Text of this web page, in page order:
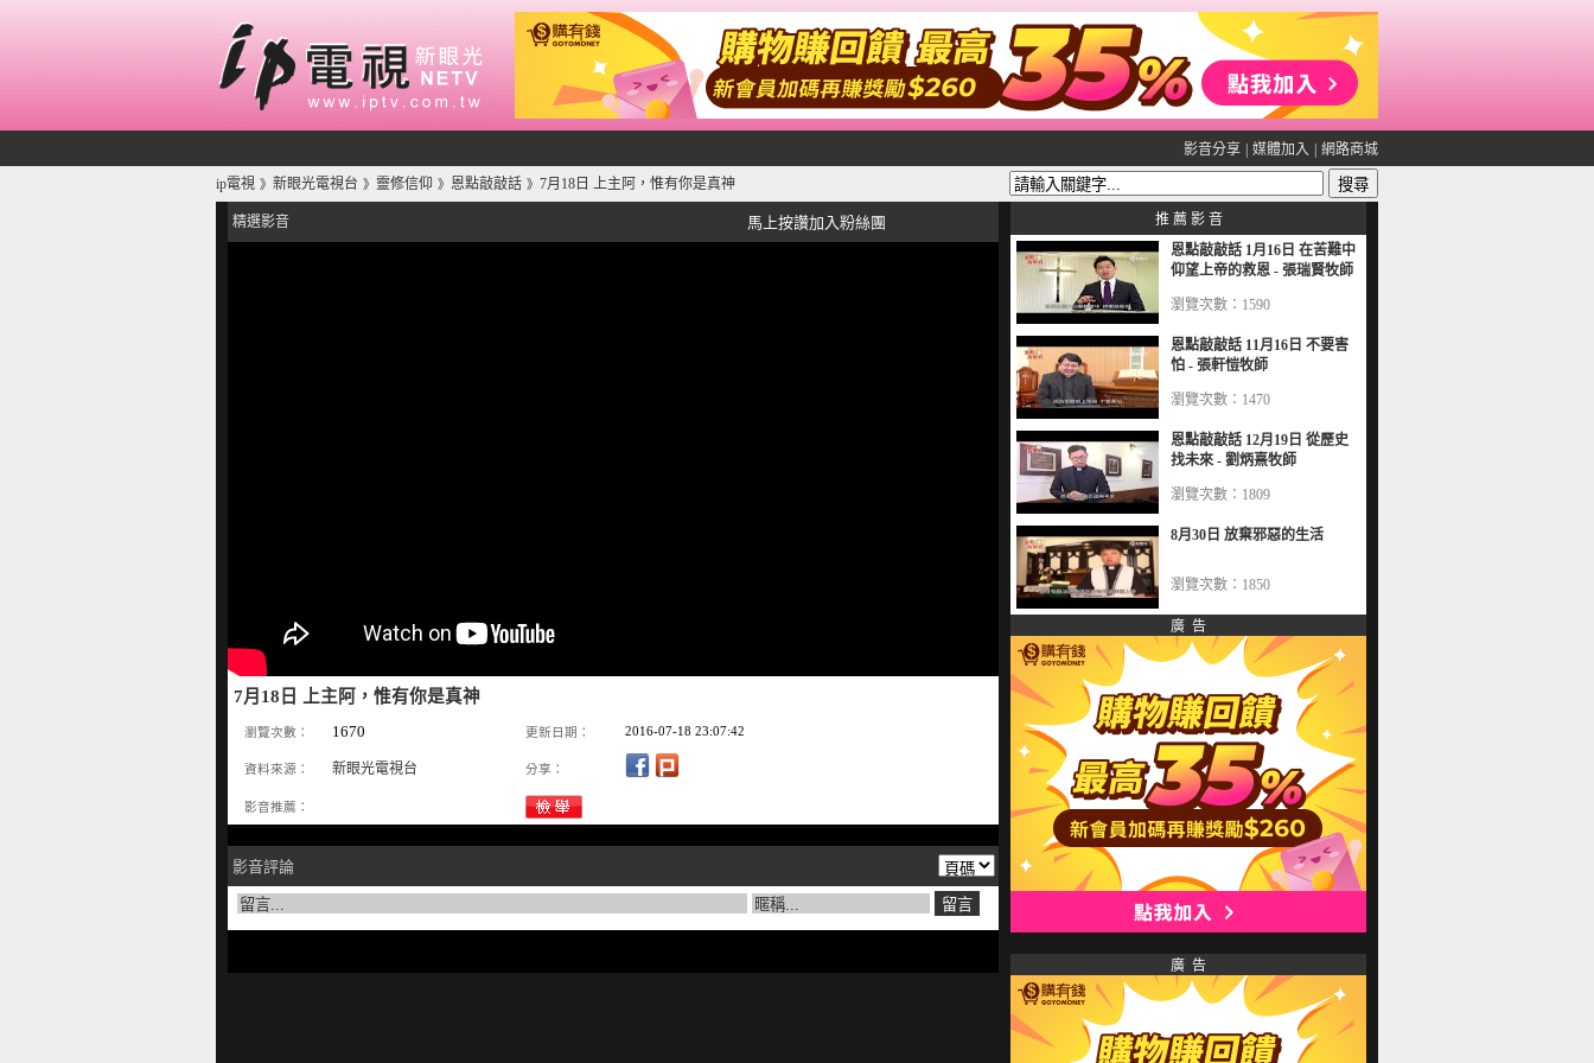
影音分享 媒體加入 網路商城
ip電視 》 新眼光電視台 》 靈修信仰 》 恩點敲敲話 》 7月18日 上主阿，惟有你是真神
精選影音 馬上按讚加入粉絲團
7月18日 上主阿，惟有你是真神
瀏覽次數： 1670 更新日期： 2016-07-18 23:07:42
資料來源： 新眼光電視台 分享：
影音推薦：
影音評論
推 薦 影 音
恩點敲敲話 1月16日 在苦難中
仰望上帝的救恩 - 張瑞賢牧師
瀏覽次數：1590
恩點敲敲話 11月16日 不要害
怕 - 張軒愷牧師
瀏覽次數：1470
恩點敲敲話 12月19日 從歷史
找未來 - 劉炳熹牧師
瀏覽次數：1809
8月30日 放棄邪惡的生活
瀏覽次數：1850
廣 告
廣 告